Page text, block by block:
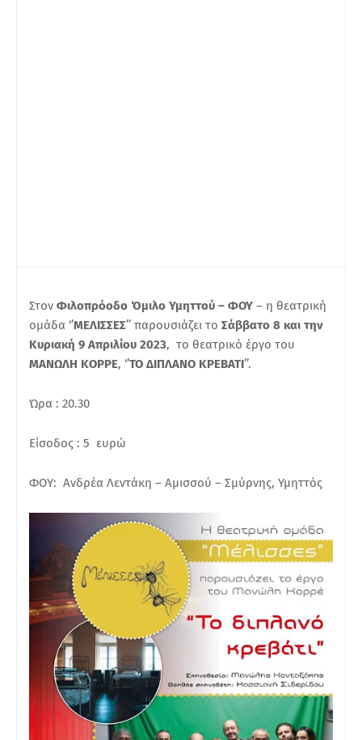
Στον Φιλοπρόοδο Όμιλο Υμηττού – ΦΟΥ – η θεατρική
ομάδα ‘’ΜΕΛΙΣΣΕΣ’’ παρουσιάζει το Σάββατο 8 και την
Κυριακή 9 Απριλίου 2023, το θεατρικό έργο του
ΜΑΝΩΛΗ ΚΟΡΡΕ, ‘’ΤΟ ΔΙΠΛΑΝΟ ΚΡΕΒΑΤΙ’’.
Ώρα : 20.30
Είσοδος : 5 ευρώ
ΦΟΥ: Ανδρέα Λεντάκη – Αμισσού – Σμύρνης, Υμηττός